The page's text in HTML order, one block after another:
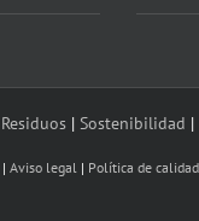
Residuos| Sostenibilidad |
| Aviso legal | Política de